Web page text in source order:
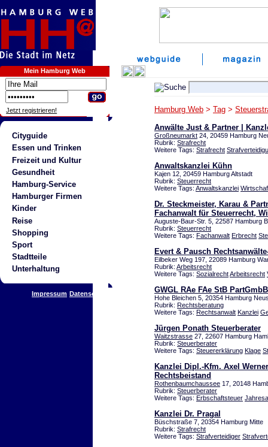
Mein Hamburg Web
Jetzt registrieren!
Cityguide
Essen und Trinken
Freizeit und Kultur
Gesundheit
Hamburg-Service
Hamburger Firmen
Kinder
Reise
Shopping
Sport
Stadtteile
Unterhaltung
Impressum Datenschutz
Hamburg Web > Tag >
Anwälte Just & Partner |
Großneumarkt 24, 20459 Hamburg
Rubrik: Strafrecht
Weitere Tags: Strafrecht
Anwaltskanzlei Kühn
Kajen 12, 20459 Hamburg Altstadt
Rubrik: Steuerrecht
Weitere Tags: Anwaltskanzlei
Dr. Steckmeister, Karau &
Fachanwalt für Steuerrecht,
Auguste-Baur-Str. 5, 22587 Hamburg
Rubrik: Steuerrecht
Weitere Tags: Fachanwalt Erbrecht
Evert & Pausch
Eilbeker Weg 197, 22089 Hamburg
Rubrik: Arbeitsrecht
Weitere Tags: SozialrechtArbeitsrecht
GWGL RAe FAe StB
Hohe Bleichen 5, 20354 Hamburg
Rubrik: Rechtsberatung
Weitere Tags: Rechtsanwalt Kanzlei
Jürgen Ponath Steuerberater
Waitzstrasse 27, 22607 Hamburg
Rubrik: Steuerberater
Weitere Tags: Steuererklärung Klage
Kanzlei Dipl.-Kfm. Axel
Rechtsbeistand
Rothenbaumchaussee 17, 20148
Rubrik: Steuerberater
Weitere Tags: Erbschaftsteuer
Kanzlei Dr. Pragal
Büschstraße 7, 20354 Hamburg Mitte
Rubrik: Strafrecht
Weitere Tags: Strafverteidiger